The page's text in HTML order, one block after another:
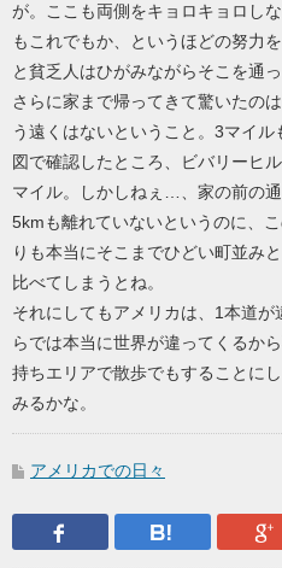
が。ここも両側をキョロキョロし
もこれでもか、というほどの努力
と貧乏人はひがみながらそこを通っ
さらに家まで帰ってきて驚いたの
う遠くはないということ。3マイ
図で確認したところ、ビバリーヒ
マイル。しかしねぇ…、家の前の
5kmも離れていないというのに、
りも本当にそこまでひどい町並み
比べてしまうとね。
それにしてもアメリカは、1本道
らでは本当に世界が違ってくるか
持ちエリアで散歩でもすることに
みるかな。
アメリカでの日々
Facebook は